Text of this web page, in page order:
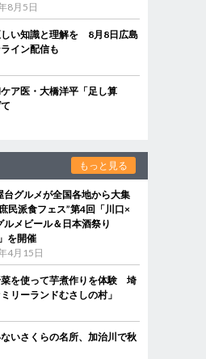
8月5日
い知識と理解を 8月8日広島
イン配信も
ケア医・大橋洋平「足し算
もっと見る
台グルメが全国各地から大集
民派食フェス”第4回「川口×
ルメビール＆日本酒祭り
を開催
4月15日
菜を使って芋煮作りを体験 埼
リーランドむさしの村」
いさくらの名所、加治川で秋